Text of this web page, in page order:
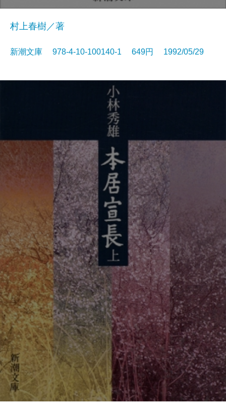
村上春樹／著
新潮文庫 978-4-10-100140-1 649円 1992/05/29